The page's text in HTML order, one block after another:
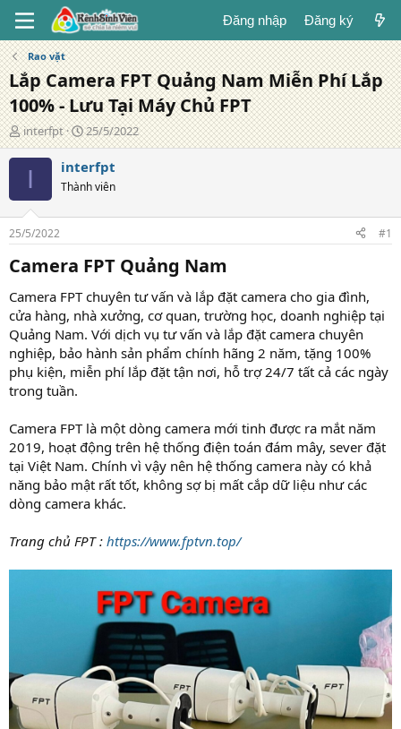
Đăng nhập Đăng ký
Rao vặt
Lắp Camera FPT Quảng Nam Miễn Phí Lắp
100% - Lưu Tại Máy Chủ FPT
T
á
c
ả
interfpt
N
g
à
y
đ
g
25/5/2022
I interfpt
Thành viên
25/5/2022 #1
Camera FPT Quảng Nam​
Camera FPT chuyên tư vấn và lắp đặt camera cho gia đình,
cửa hàng, nhà xưởng, cơ quan, trường học, doanh nghiệp tại
Quảng Nam. Với dịch vụ tư vấn và lắp đặt camera chuyên
nghiệp, bảo hành sản phẩm chính hãng 2 năm, tặng 100%
phụ kiện, miễn phí lắp đặt tận nơi, hỗ trợ 24/7 tất cả các ngày
trong tuần.
Camera FPT là một dòng camera mới tinh được ra mắt năm
2019, hoạt động trên hệ thống điện toán đám mây, sever đặt
tại Việt Nam. Chính vì vậy nên hệ thống camera này có khả
năng bảo mật rất tốt, không sợ bị mất cắp dữ liệu như các
dòng camera khác.
Trang chủ FPT : https://www.fptvn.top/